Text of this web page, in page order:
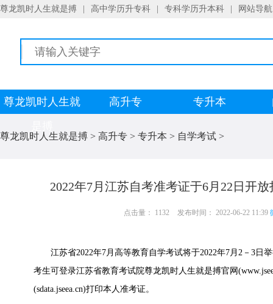
尊龙凯时人生就是搏 高中学历升专科 专科学历升本科 网站导航
尊龙凯时人生就
高升专 专升本
尊龙凯时人生就是搏 > 高升专 > 专升本 > 自学考试 >
2022年7月江苏自考准考证于6月22日开
点击量： 1132 发布时间： 2022-06-22 11:39
江苏省2022年7月高等教育自学考试将于2022年7月2－3日
考生可登录江苏省教育考试院尊龙凯时人生就是搏官网
(sdata.jseea.cn)打印本人准考证。